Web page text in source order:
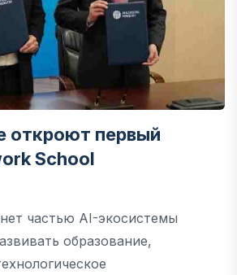
откроют первый
School
частью AI-экосистемы
образование,